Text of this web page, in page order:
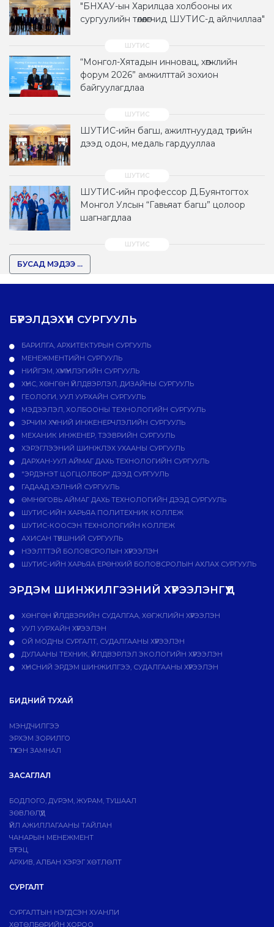
"БНХАУ-ын Харилцаа холбооны их
сургуулийн төлөөлөгчид ШУТИС-д айлчиллаа"
“Монгол-Хятадын инновац, хөгжлийн
форум 2026” амжилттай зохион
байгуулагдлаа
ШУТИС-ийн багш, ажилтнуудад төрийн
дээд одон, медаль гардууллаа
ШУТИС-ийн профессор Д.Буянтогтох
Монгол Улсын “Гавьяат багш” цолоор
шагнагдлаа
БУСАД МЭДЭЭ ...
БҮРЭЛДЭХҮҮН СУРГУУЛЬ
БАРИЛГА, АРХИТЕКТУРЫН СУРГУУЛЬ
МЕНЕЖМЕНТИЙН СУРГУУЛЬ
НИЙГЭМ, ХҮМҮҮНЛЭГИЙН СУРГУУЛЬ
ХҮНС, ХӨНГӨН ҮЙЛДВЭРЛЭЛ, ДИЗАЙНЫ СУРГУУЛЬ
ГЕОЛОГИ, УУЛ УУРХАЙН СУРГУУЛЬ
МЭДЭЭЛЭЛ, ХОЛБООНЫ ТЕХНОЛОГИЙН СУРГУУЛЬ
ЭРЧИМ ХҮЧНИЙ ИНЖЕНЕРЧЛЭЛИЙН СУРГУУЛЬ
МЕХАНИК ИНЖЕНЕР, ТЭЭВРИЙН СУРГУУЛЬ
ХЭРЭГЛЭЭНИЙ ШИНЖЛЭХ УХААНЫ СУРГУУЛЬ
ДАРХАН-УУЛ АЙМАГ ДАХЬ ТЕХНОЛОГИЙН СУРГУУЛЬ
"ЭРДЭНЭТ ЦОГЦОЛБОР" ДЭЭД СУРГУУЛЬ
ГАДААД ХЭЛНИЙ СУРГУУЛЬ
ӨМНӨГОВЬ АЙМАГ ДАХЬ ТЕХНОЛОГИЙН ДЭЭД СУРГУУЛЬ
ШУТИС-ИЙН ХАРЬЯА ПОЛИТЕХНИК КОЛЛЕЖ
ШУТИС-КООСЭН ТЕХНОЛОГИЙН КОЛЛЕЖ
АХИСАН ТҮВШНИЙ СУРГУУЛЬ
НЭЭЛТТЭЙ БОЛОВСРОЛЫН ХҮРЭЭЛЭН
ШУТИС-ИЙН ХАРЬЯА ЕРӨНХИЙ БОЛОВСРОЛЫН АХЛАХ СУРГУУЛЬ
ЭРДЭМ ШИНЖИЛГЭЭНИЙ ХҮРЭЭЛЭНГҮҮД
ХӨНГӨН ҮЙЛДВЭРИЙН СУДАЛГАА, ХӨГЖЛИЙН ХҮРЭЭЛЭН
УУЛ УУРХАЙН ХҮРЭЭЛЭН
ОЙ МОДНЫ СУРГАЛТ, СУДАЛГААНЫ ХҮРЭЭЛЭН
ДУЛААНЫ ТЕХНИК, ҮЙЛДВЭРЛЭЛ ЭКОЛОГИЙН ХҮРЭЭЛЭН
ХҮНСНИЙ ЭРДЭМ ШИНЖИЛГЭЭ, СУДАЛГААНЫ ХҮРЭЭЛЭН
БИДНИЙ ТУХАЙ
МЭНДЧИЛГЭЭ
ЭРХЭМ ЗОРИЛГО
ТҮҮХЭН ЗАМНАЛ
ЗАСАГЛАЛ
БОДЛОГО, ДVРЭМ, ЖУРАМ, ТУШААЛ
ЗӨВЛӨЛҮҮД
ҮЙЛ АЖИЛЛАГААНЫ ТАЙЛАН
ЧАНАРЫН МЕНЕЖМЕНТ
БҮТЭЦ
АРХИВ, АЛБАН ХЭРЭГ ХӨТЛӨЛТ
СУРГАЛТ
СУРГАЛТЫН НЭГДСЭН ХУАНЛИ
ХӨТӨЛБӨРИЙН ХОРОО